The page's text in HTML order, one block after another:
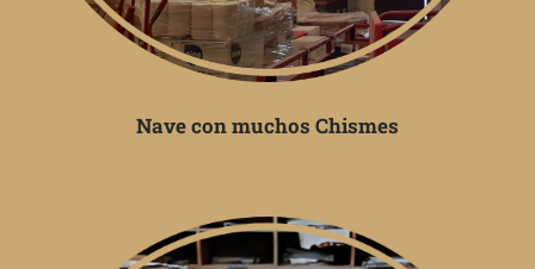
Nave con muchos Chismes